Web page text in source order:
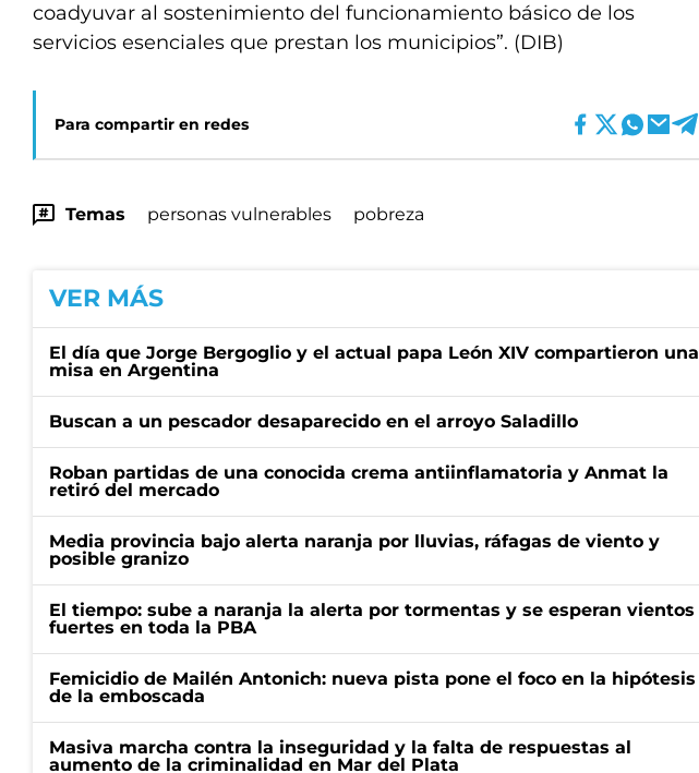
coadyuvar al sostenimiento del funcionamiento básico de los
servicios esenciales que prestan los municipios”. (DIB)
Para compartir en redes
Temas personas vulnerables pobreza
VER MÁS
El día que Jorge Bergoglio y el actual papa León XIV compartieron una
misa en Argentina
Buscan a un pescador desaparecido en el arroyo Saladillo
Roban partidas de una conocida crema antiinflamatoria y Anmat la
retiró del mercado
Media provincia bajo alerta naranja por lluvias, ráfagas de viento y
posible granizo
El tiempo: sube a naranja la alerta por tormentas y se esperan vientos
fuertes en toda la PBA
Femicidio de Mailén Antonich: nueva pista pone el foco en la hipótesis
de la emboscada
Masiva marcha contra la inseguridad y la falta de respuestas al
aumento de la criminalidad en Mar del Plata